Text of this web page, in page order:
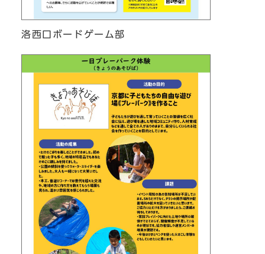
洛西口ボードゲーム部